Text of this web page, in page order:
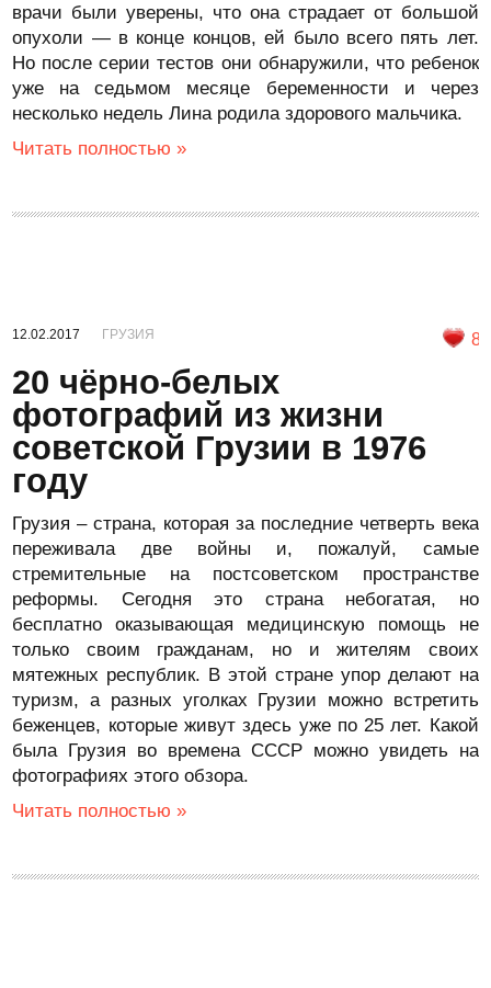
врачи были уверены, что она страдает от большой
опухоли — в конце концов, ей было всего пять лет.
Но после серии тестов они обнаружили, что ребенок
уже на седьмом месяце беременности и через
несколько недель Лина родила здорового мальчика.
Читать полностью »
12.02.2017 ГРУЗИЯ 8
20 чёрно-белых
фотографий из жизни
советской Грузии в 1976
году
Грузия – страна, которая за последние четверть века
переживала две войны и, пожалуй, самые
стремительные на постсоветском пространстве
реформы. Сегодня это страна небогатая, но
бесплатно оказывающая медицинскую помощь не
только своим гражданам, но и жителям своих
мятежных республик. В этой стране упор делают на
туризм, а разных уголках Грузии можно встретить
беженцев, которые живут здесь уже по 25 лет. Какой
была Грузия во времена СССР можно увидеть на
фотографиях этого обзора.
Читать полностью »